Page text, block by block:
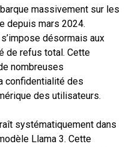
massivement sur les
depuis mars 2024.
désormais aux
de refus total. Cette
nombreuses
confidentialité des
des utilisateurs.
systématiquement dans
Llama 3. Cette